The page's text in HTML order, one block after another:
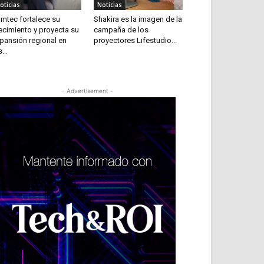
fortalece su
y proyecta su
regional en
Noticias
Shakira es la imagen de la
campaña de los
proyectores Lifestudio...
- Advertisement -